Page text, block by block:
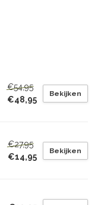
€54,95
€48,95
Bekijken
€27,95
€14,95
Bekijken